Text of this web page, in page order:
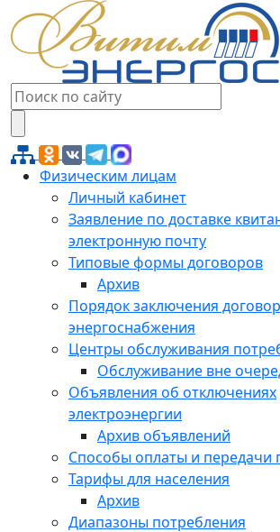
Физическим лицам
Личный кабинет
Заявление по доставке
электронную почту
Типовые формы договоров
Архив
Порядок заключения
энергоснабжения
Центры обслуживания
Обслуживание вне
Объявления об отключениях
электроэнергии
Архив объявлений
Способы оплаты и передачи
Тарифы для населения
Архив
Диапазоны потребления